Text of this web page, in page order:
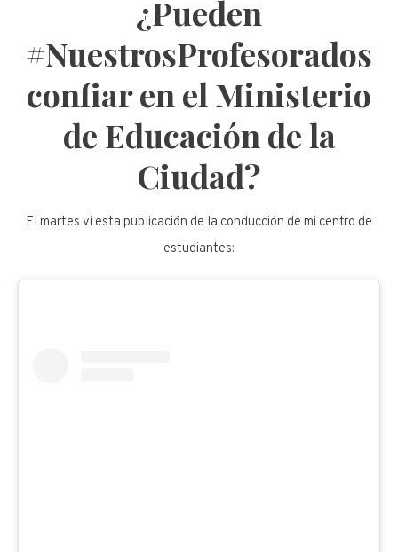
¿Pueden
#NuestrosProfesorados
confiar en el Ministerio
de Educación de la
Ciudad?
El martes vi esta publicación de la conducción de mi centro de
estudiantes: